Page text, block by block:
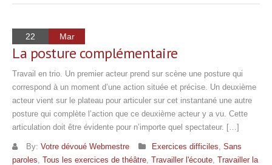
22 Mar
La posture complémentaire
Travail en trio. Un premier acteur prend sur scène une posture qui
correspond à un moment d’une action située et précise. Un deuxième
acteur vient sur le plateau pour articuler sur cet instantané une autre
posture qui complète l’action que ce deuxième acteur y a vu. Cette
articulation doit être évidente pour n’importe quel spectateur. […]
By: Votre dévoué Webmestre Exercices difficiles, Sans
paroles, Tous les exercices de théâtre, Travailler l'écoute, Travailler la